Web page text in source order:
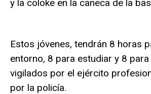
y la coloke en la caneca de la
Estos jóvenes, tendrán 8 horas
entorno, 8 para estudiar y 8
vigilados por el ejército
por la policía.